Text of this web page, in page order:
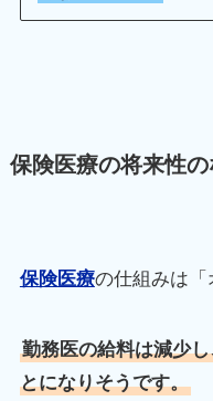
保険医療の将来性の
保険医療の仕組みは「
勤務医の給料は減少
とになりそうです。